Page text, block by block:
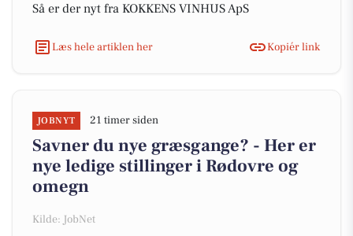
Så er der nyt fra KOKKENS VINHUS ApS
Læs hele artiklen her Kopiér link
JOBNYT 21 timer siden
Savner du nye græsgange? - Her er
nye ledige stillinger i Rødovre og
omegn
Kilde: JobNet